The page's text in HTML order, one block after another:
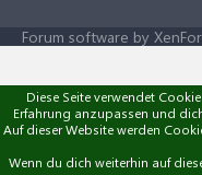
Forum software by
Diese Seite verwendet
Erfahrung anzupassen und
Auf dieser Website werden
Wenn du dich weiterhin auf